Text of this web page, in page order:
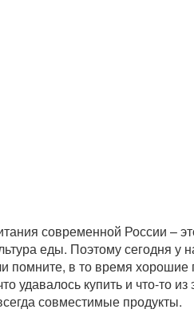
современной России –
еды. Поэтому сегодня
помните, в то время
удавалось купить и что-то
совместимые продукты.